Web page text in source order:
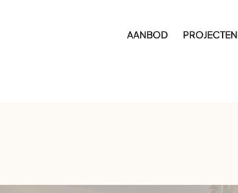
AANBOD PROJECTEN